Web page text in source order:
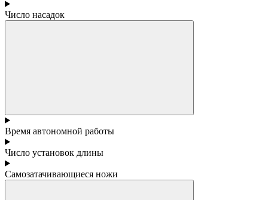
Число насадок
Время автономной работы
Число установок длины
Самозатачивающиеся ножи